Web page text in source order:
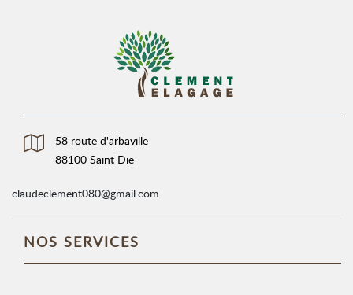
58 route d'arbaville
88100 Saint Die
claudeclement080@gmail.com
NOS SERVICES